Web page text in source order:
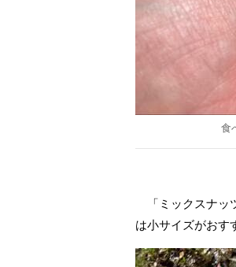
食
「ミックスナッ
は小サイズがおす